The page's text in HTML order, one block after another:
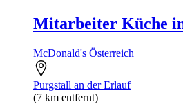
Mitarbeiter Küche
McDonald's Österreich
Purgstall an der Erlauf
(7 km entfernt)